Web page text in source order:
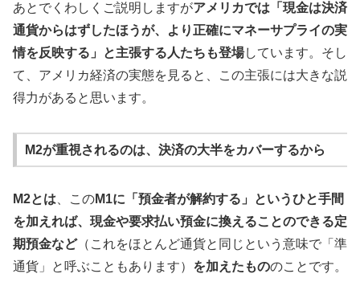
あとでくわしくご説明しますがアメリカでは「現金は決済
通貨からはずしたほうが、より正確にマネーサプライの実
情を反映する」と主張する人たちも登場しています。そし
て、アメリカ経済の実態を見ると、この主張には大きな説
得力があると思います。
M2が重視されるのは、決済の大半をカバーするから
M2とは 、このM1に「預金者が解約する」というひと手間
を加えれば、現金や要求払い預金に換えることのできる定
期預金など（これをほとんど通貨と同じという意味で「準
通貨」と呼ぶこともあります） を加えたもののことです。